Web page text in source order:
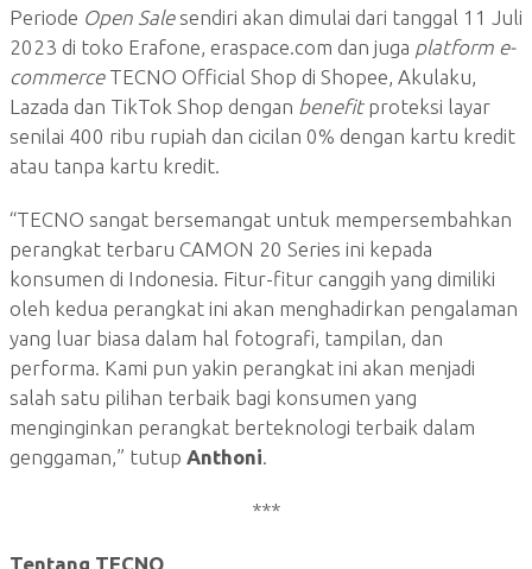
Periode Open Sale sendiri akan dimulai dari tanggal 11 Juli
2023 di toko Erafone, eraspace.com dan juga platform e-
commerce TECNO Official Shop di Shopee, Akulaku,
Lazada dan TikTok Shop dengan benefit proteksi layar
senilai 400 ribu rupiah dan cicilan 0% dengan kartu kredit
atau tanpa kartu kredit.
“TECNO sangat bersemangat untuk mempersembahkan
perangkat terbaru CAMON 20 Series ini kepada
konsumen di Indonesia. Fitur-fitur canggih yang dimiliki
oleh kedua perangkat ini akan menghadirkan pengalaman
yang luar biasa dalam hal fotografi, tampilan, dan
performa. Kami pun yakin perangkat ini akan menjadi
salah satu pilihan terbaik bagi konsumen yang
menginginkan perangkat berteknologi terbaik dalam
genggaman,” tutup Anthoni.
***
Tentang TECNO